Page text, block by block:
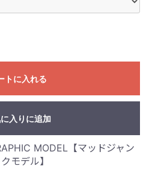
トに入れる
入りに追加
MODEL【マッドジャン
モデル】